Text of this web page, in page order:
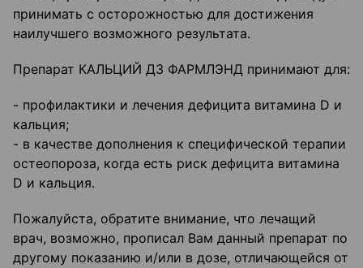
принимать с осторожностью для достижения
наилучшего возможного результата.
Препарат КАЛЬЦИЙ Д3 ФАРМЛЭНД принимают для:
- профилактики и лечения дефицита витамина D и
кальция;
- в качестве дополнения к специфической терапии
остеопороза, когда есть риск дефицита витамина
D и кальция.
Пожалуйста, обратите внимание, что лечащий
врач, возможно, прописал Вам данный препарат по
другому показанию и/или в дозе, отличающейся от